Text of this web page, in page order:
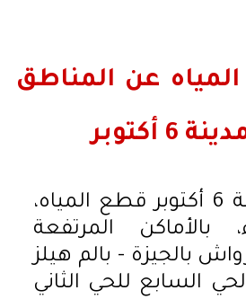
عن المناطق
أكتوبر
قرر جهاز مدينة 6 أكتوبر قطع المياه،
بالأماكن المرتفعة
بالجيزة - بالم هيلز
السابع للحي الثاني